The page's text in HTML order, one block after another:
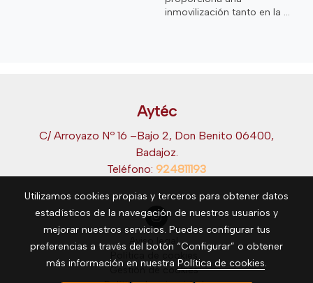
inmovilización tanto en la ...
Aytéc
C/ Arroyazo Nº 16 –Bajo 2, Don Benito 06400,
Badajoz.
Teléfono: 924811193
Aviso legal
Gestión de cookies
Utilizamos cookies propias y terceros para obtener datos
estadísticos de la navegación de nuestros usuarios y
mejorar nuestros servicios. Puedes configurar tus
preferencias a través del botón “Configurar” o obtener
más información en nuestra Política de cookies.